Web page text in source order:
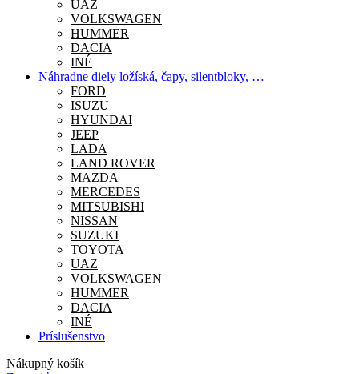
UAZ
VOLKSWAGEN
HUMMER
DACIA
INÉ
Náhradne diely ložíská, čapy, silentbloky, …
FORD
ISUZU
HYUNDAI
JEEP
LADA
LAND ROVER
MAZDA
MERCEDES
MITSUBISHI
NISSAN
SUZUKI
TOYOTA
UAZ
VOLKSWAGEN
HUMMER
DACIA
INÉ
Príslušenstvo
Nákupný košík